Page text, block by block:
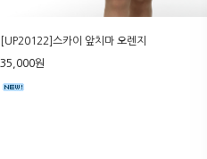
[UP20122]스카이 앞치마 오렌지
35,000원